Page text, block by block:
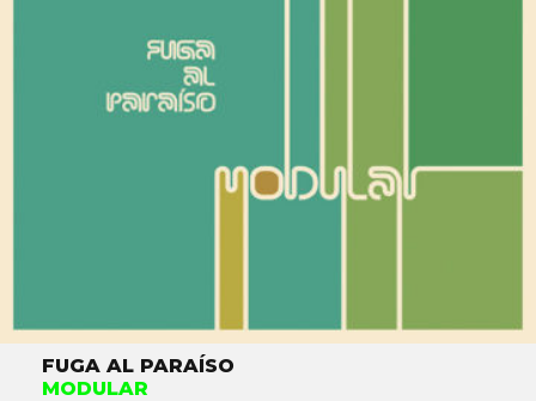
FUGA AL PARAÍSO
MODULAR